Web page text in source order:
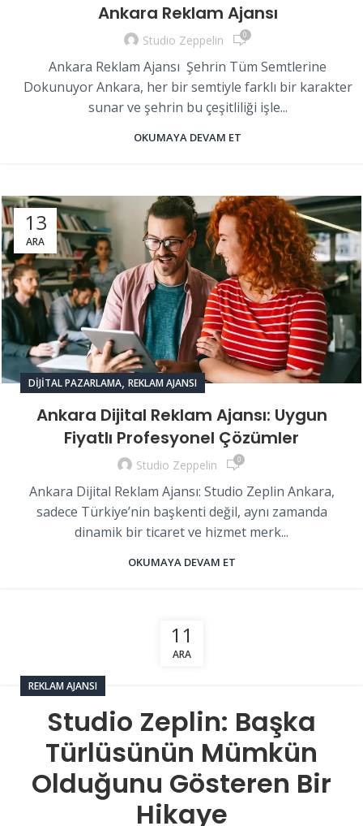
Ankara Reklam Ajansı
Studio Zeppelin 0
Ankara Reklam Ajansı Şehrin Tüm Semtlerine
Dokunuyor Ankara, her bir semtiyle farklı bir karakter
sunar ve şehrin bu çeşitliliği işle...
OKUMAYA DEVAM ET
13
ARA
DIJITAL PAZARLAMA, REKLAM AJANSI
Ankara Dijital Reklam Ajansı: Uygun
Fiyatlı Profesyonel Çözümler
Studio Zeppelin 0
Ankara Dijital Reklam Ajansı: Studio Zeplin Ankara,
sadece Türkiye’nin başkenti değil, aynı zamanda
dinamik bir ticaret ve hizmet merk...
OKUMAYA DEVAM ET
11
ARA
REKLAM AJANSI
Studio Zeplin: Başka
Türlüsünün Mümkün
Olduğunu Gösteren Bir
Hikaye